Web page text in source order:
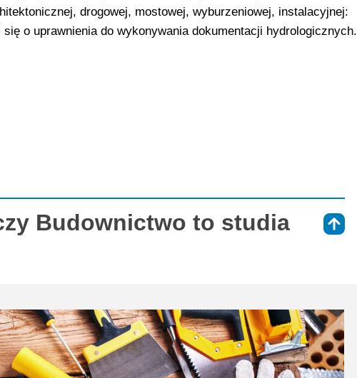
drogowej, mostowej, wyburzeniowej, instalacyjnej:
o uprawnienia do wykonywania dokumentacji hydrologicznych.
Budownictwo to studia